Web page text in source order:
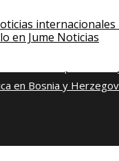
Impacto
turística en
en Bosnia y
internacionales
en Jume Noticias